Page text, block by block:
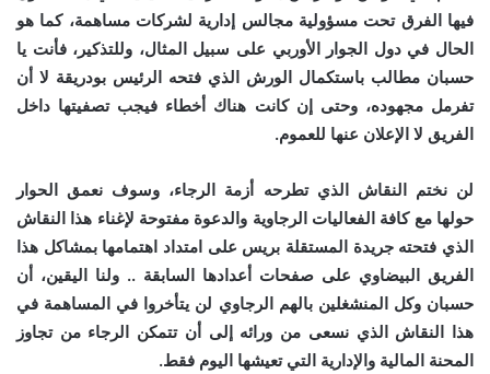
فيها الفرق تحت مسؤولية مجالس إدارية لشركات مساهمة، كما هو
الحال في دول الجوار الأوربي على سبيل المثال، وللتذكير، فأنت يا
حسبان مطالب باستكمال الورش الذي فتحه الرئيس بودريقة لا أن
تفرمل مجهوده، وحتى إن كانت هناك أخطاء فيجب تصفيتها داخل
الفريق لا الإعلان عنها للعموم.
لن نختم النقاش الذي تطرحه أزمة الرجاء، وسوف نعمق الحوار
حولها مع كافة الفعاليات الرجاوية والدعوة مفتوحة لإغناء هذا النقاش
الذي فتحته جريدة المستقلة بريس على امتداد اهتمامها بمشاكل هذا
الفريق البيضاوي على صفحات أعدادها السابقة .. ولنا اليقين، أن
حسبان وكل المنشغلين بالهم الرجاوي لن يتأخروا في المساهمة في
هذا النقاش الذي نسعى من ورائه إلى أن تتمكن الرجاء من تجاوز
المحنة المالية والإدارية التي تعيشها اليوم فقط.